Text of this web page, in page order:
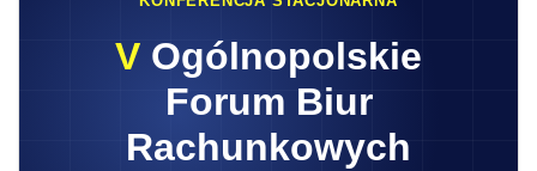
V Ogólnopolskie
Forum Biur
Rachunkowych